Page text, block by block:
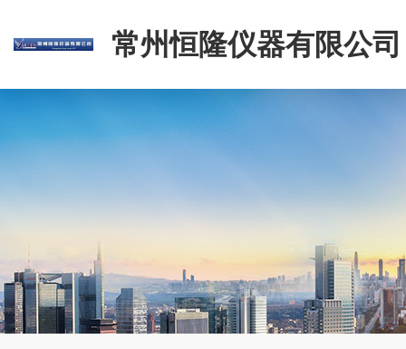
常州恒隆仪器有限公司